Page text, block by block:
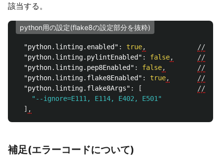
該当する。
python用の設定(flake8の設定部分を抜粋)
"python.linting.enabled" : true, //
"python.linting.pylintEnabled" : false, //
"python.linting.pep8Enabled" : false, //
"python.linting.flake8Enabled" : true, //
"python.linting.flake8Args" : [ //
"--ignore=E111, E114, E402, E501"
] ,
補足(エラーコードについて)